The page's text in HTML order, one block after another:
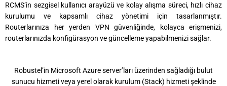
RCMS’in sezgisel kullanıcı arayüzü ve kolay alışma süreci, hızlı cihaz
kurulumu ve kapsamlı cihaz yönetimi için tasarlanmıştır.
Routerlarınıza her yerden VPN güvenliğinde, kolayca erişmenizi,
routerlarınızda konfigürasyon ve güncelleme yapabilmenizi sağlar.
Robustel’in Microsoft Azure server’ları üzerinden sağladığı bulut
sunucu hizmeti veya yerel olarak kurulum (Stack) hizmeti şeklinde